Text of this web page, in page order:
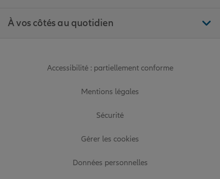
À vos côtés au quotidien
Accessibilité : partiellement conforme
Mentions légales
Sécurité
Gérer les cookies
Données personnelles